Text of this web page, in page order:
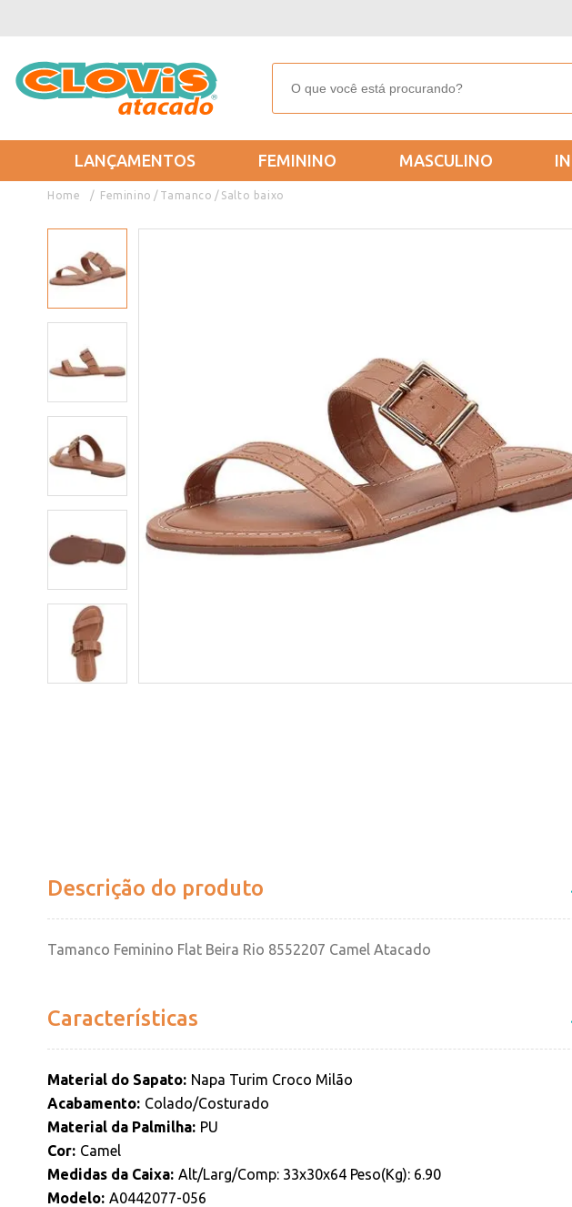
LANÇAMENTOS FEMININO MASCULINO
Feminino Tamanco Salto baixo
Descrição do produto
Tamanco Feminino Flat Beira Rio 8552207 Camel Atacado
Características
Material do Sapato Napa Turim Croco Milão
Acabamento Colado/Costurado
Material da Palmilha PU
Cor Camel
Medidas da Caixa Alt/Larg/Comp: 33x30x64 Peso(Kg): 6.90
Modelo A0442077-056